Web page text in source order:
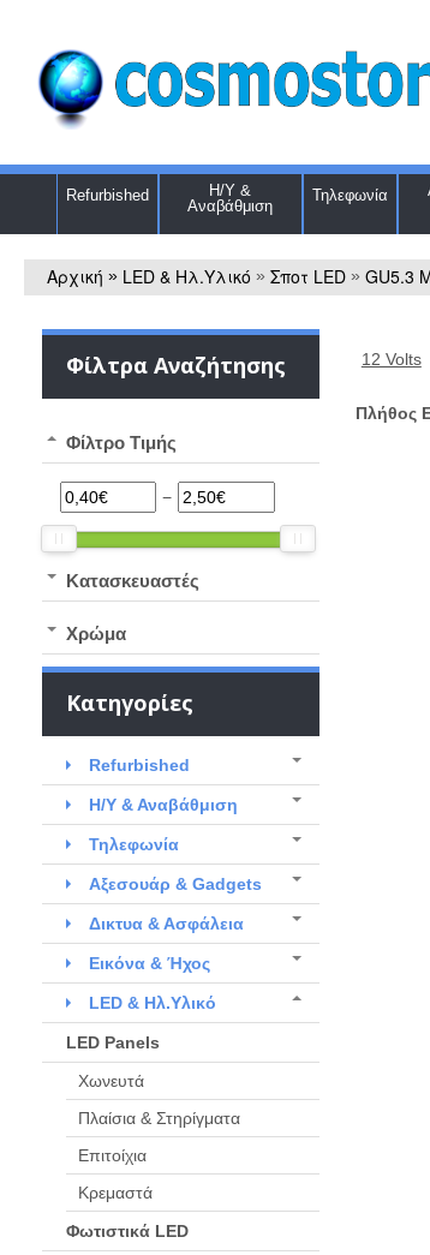
Refurbished
Η/Υ &
Αναβάθμιση
Τηλεφωνία
Αρχική » LED & Ηλ.Υλικό » Σποτ LED » GU5.3
Φίλτρα Αναζήτησης
Φίλτρο Τιμής
−
Kατασκευαστές
Χρώμα
Κατηγορίες
Refurbished
Η/Υ & Αναβάθμιση
Τηλεφωνία
Αξεσουάρ & Gadgets
Δικτυα & Ασφάλεια
Εικόνα & Ήχος
LED & Ηλ.Υλικό
LED Panels
Χωνευτά
Πλαίσια & Στηρίγματα
Επιτοίχια
Κρεμαστά
Φωτιστικά LED
12 Volts
Πλήθος